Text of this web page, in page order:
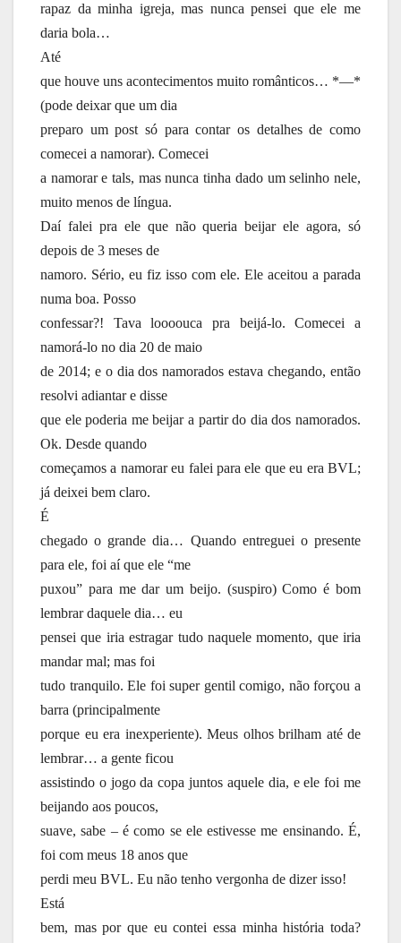
rapaz da minha igreja, mas nunca pensei que ele me
daria bola…
Até
que houve uns acontecimentos muito românticos… *—*
(pode deixar que um dia
preparo um post só para contar os detalhes de como
comecei a namorar). Comecei
a namorar e tals, mas nunca tinha dado um selinho nele,
muito menos de língua.
Daí falei pra ele que não queria beijar ele agora, só
depois de 3 meses de
namoro. Sério, eu fiz isso com ele. Ele aceitou a parada
numa boa. Posso
confessar?! Tava loooouca pra beijá-lo. Comecei a
namorá-lo no dia 20 de maio
de 2014; e o dia dos namorados estava chegando, então
resolvi adiantar e disse
que ele poderia me beijar a partir do dia dos namorados.
Ok. Desde quando
começamos a namorar eu falei para ele que eu era BVL;
já deixei bem claro.
É
chegado o grande dia… Quando entreguei o presente
para ele, foi aí que ele “me
puxou” para me dar um beijo. (suspiro) Como é bom
lembrar daquele dia… eu
pensei que iria estragar tudo naquele momento, que iria
mandar mal; mas foi
tudo tranquilo. Ele foi super gentil comigo, não forçou a
barra (principalmente
porque eu era inexperiente). Meus olhos brilham até de
lembrar… a gente ficou
assistindo o jogo da copa juntos aquele dia, e ele foi me
beijando aos poucos,
suave, sabe – é como se ele estivesse me ensinando. É,
foi com meus 18 anos que
perdi meu BVL. Eu não tenho vergonha de dizer isso!
Está
bem, mas por que eu contei essa minha história toda?